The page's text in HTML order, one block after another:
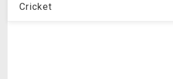
Cricket